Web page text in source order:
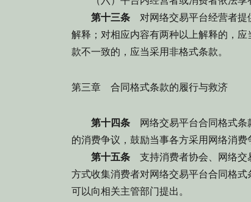
第十三条 对网络交易平台经营者提
解释；对相应内容有两种以上解释的，
款不一致的，应当采用非格式条款。
第三章 合同格式条款的履行与救济
第十四条 网络交易平台合同格式条
的消费争议，鼓励当事各方采用网络消费
第十五条 支持消费者协会、网络交
方式收集消费者对网络交易平台合同格
可以向相关主管部门提出。